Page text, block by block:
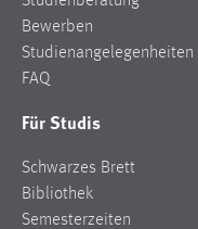
Bewerben
Studienangelegenheiten
FAQ
Für Studis
Schwarzes Brett
Bibliothek
Semesterzeiten
Sprachpräferenz
Name:
Zweck:
Cookie Laufzeit:
30 Tage